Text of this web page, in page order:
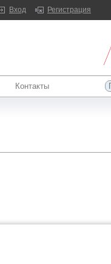
Вход Регистрация
Контакты